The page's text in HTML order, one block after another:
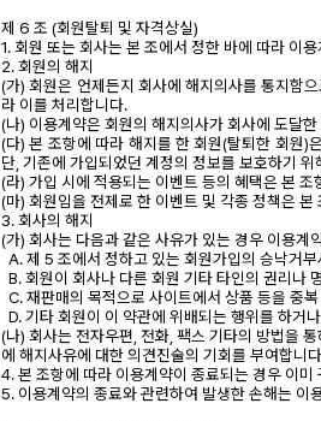
제 6 조 (회원탈퇴 및 자격상실)
1. 회원 또는 회사는 본 조에서 정한 바에 따라 이
2. 회원의 해지
(가) 회원은 언제든지 회사에 해지의사를 통지함
라 이를 처리합니다.
(나) 이용계약은 회원의 해지의사가 회사에 도달
(다) 본 조항에 따라 해지를 한 회원(탈퇴한 회원)
단, 기존에 가입되었던 계정의 정보를 보호하기
(라) 가입 시에 적용되는 이벤트 등의 혜택은 본
(마) 회원임을 전제로 한 이벤트 및 각종 정책은
3. 회사의 해지
(가) 회사는 다음과 같은 사유가 있는 경우 이용계
A. 제 5 조에서 정하고 있는 회원가입의 승낙거
B. 회원이 회사나 다른 회원 기타 타인의 권리나
C. 재판매의 목적으로 사이트에서 상품 등을 중
D. 기타 회원이 이 약관에 위배되는 행위를 하거
(나) 회사는 전자우편, 전화, 팩스 기타의 방법을
에 해지사유에 대한 의견진술의 기회를 부여합니
4. 본 조항에 따라 이용계약이 종료되는 경우 이
5. 이용계약의 종료와 관련하여 발생한 손해는 이